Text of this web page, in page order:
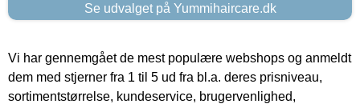
Se udvalget på Yummihaircare.dk
Vi har gennemgået de mest populære webshops og anmeldt
dem med stjerner fra 1 til 5 ud fra bl.a. deres prisniveau,
sortimentstørrelse, kundeservice, brugervenlighed,